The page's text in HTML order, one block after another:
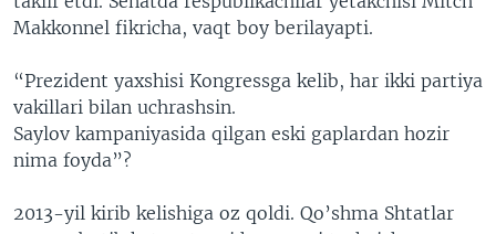
Makkonnel fikricha, vaqt boy berilayapti.
“Prezident yaxshisi Kongressga kelib, har ikki partiya
vakillari bilan uchrashsin.
Saylov kampaniyasida qilgan eski gaplardan hozir
nima foyda”?
2013-yil kirib kelishiga oz qoldi. Qo’shma Shtatlar